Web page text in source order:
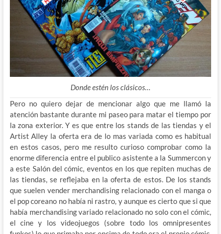
Donde estén los clásicos…
Pero no quiero dejar de mencionar algo que me llamó la
atención bastante durante mi paseo para matar el tiempo por
la zona exterior. Y es que entre los stands de las tiendas y el
Artist Alley la oferta era de lo mas variada como es habitual
en estos casos, pero me resulto curioso comprobar como la
enorme diferencia entre el publico asistente a la Summercon y
a este Salón del cómic, eventos en los que repiten muchas de
las tiendas, se reflejaba en la oferta de estos. De los stands
que suelen vender merchandising relacionado con el manga o
el pop coreano no había ni rastro, y aunque es cierto que si que
había merchandising variado relacionado no solo con el cómic,
el cine y los videojuegos (sobre todo los omnipresentes